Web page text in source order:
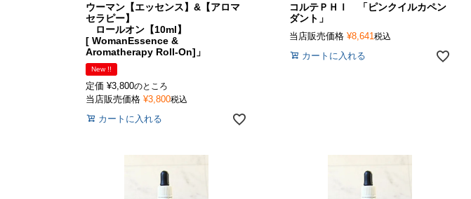
ウーマン【エッセンス】&【アロマ
セラピー】
ロールオン【10ml】
[ WomanEssence &
Aromatherapy Roll-On]」
New !!
定価 ¥3,800のところ
当店販売価格 ¥3,800税込
カートに入れる
コルテＰＨＩ 「ピンクイルカペン
ダント」
当店販売価格 ¥8,641 税込
カートに入れる